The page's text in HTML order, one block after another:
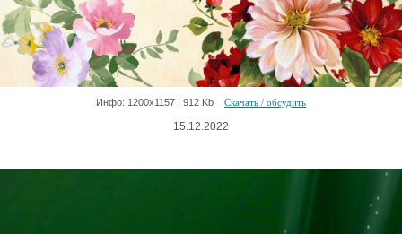
Инфо: 1200х1157 | 912 Kb Скачать / обсудить
15.12.2022